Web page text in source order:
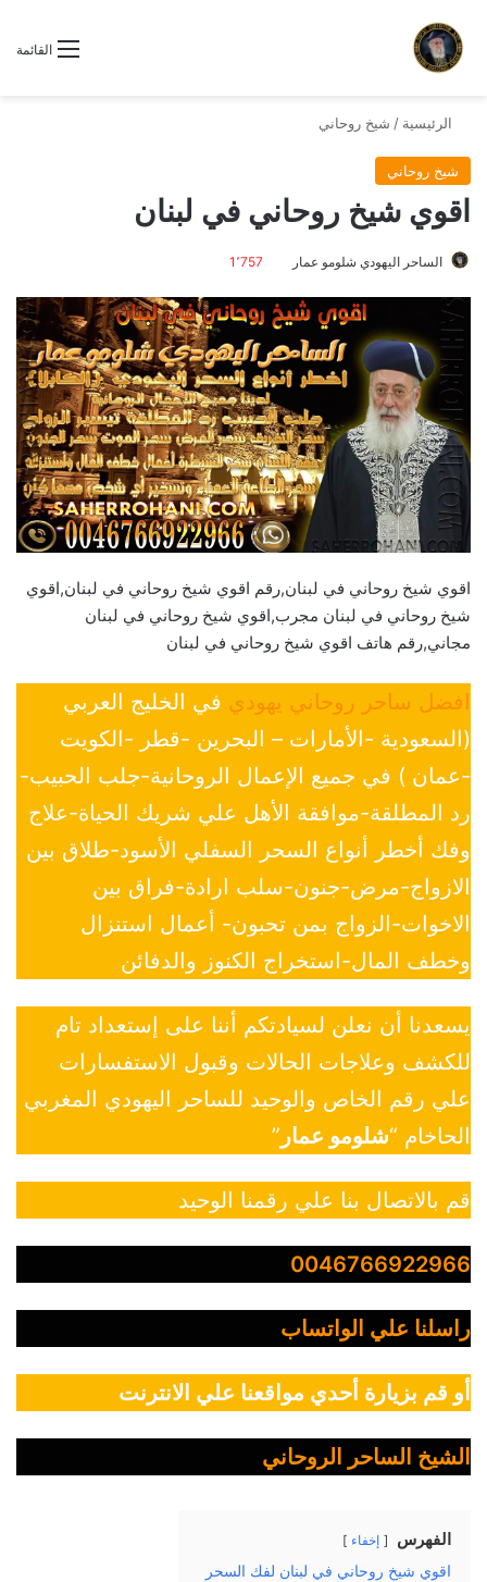
القائمة
الرئيسية / شيخ روحاني
شيخ روحاني
اقوي شيخ روحاني في لبنان
الساحر اليهودي شلومو عمار 1٬757
اقوي شيخ روحاني في لبنان,رقم اقوي شيخ روحاني في لبنان,اقوي
شيخ روحاني في لبنان مجرب,اقوي شيخ روحاني في لبنان
مجاني,رقم هاتف اقوي شيخ روحاني في لبنان
افضل ساحر روحاني يهودي في الخليج العربي
(السعودية -الأمارات – البحرين -قطر -الكويت
-عمان ) في جميع الإعمال الروحانية-جلب الحبيب-
رد المطلقة-موافقة الأهل علي شريك الحياة-علاج
وفك أخطر أنواع السحر السفلي الأسود-طلاق بين
الازواج-مرض-جنون-سلب ارادة-فراق بين
الاخوات-الزواج بمن تحبون- أعمال استنزال
وخطف المال-استخراج الكنوز والدفائن
يسعدنا أن نعلن لسيادتكم أننا على إستعداد تام
للكشف وعلاجات الحالات وقبول الاستفسارات
علي رقم الخاص والوحيد للساحر اليهودي المغربي
الحاخام “شلومو عمار ”
قم بالاتصال بنا علي رقمنا الوحيد
0046766922966
راسلنا علي الواتساب
أو قم بزيارة أحدي مواقعنا علي الانترنت
الشيخ الساحر الروحاني
الفهرس إخفاء
اقوي شيخ روحاني في لبنان لفك السحر